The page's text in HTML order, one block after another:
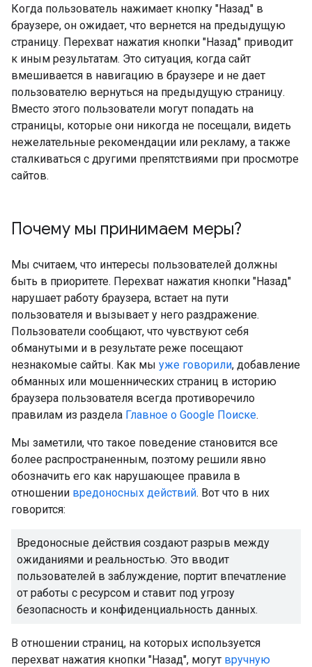
Когда пользователь нажимает кнопку "Назад" в
браузере, он ожидает, что вернется на предыдущую
страницу. Перехват нажатия кнопки "Назад" приводит
к иным результатам. Это ситуация, когда сайт
вмешивается в навигацию в браузере и не дает
пользователю вернуться на предыдущую страницу.
Вместо этого пользователи могут попадать на
страницы, которые они никогда не посещали, видеть
нежелательные рекомендации или рекламу, а также
сталкиваться с другими препятствиями при просмотре
сайтов.
Почему мы принимаем меры?
Мы считаем, что интересы пользователей должны
быть в приоритете. Перехват нажатия кнопки "Назад"
нарушает работу браузера, встает на пути
пользователя и вызывает у него раздражение.
Пользователи сообщают, что чувствуют себя
обманутыми и в результате реже посещают
незнакомые сайты. Как мы уже говорили, добавление
обманных или мошеннических страниц в историю
браузера пользователя всегда противоречило
правилам из раздела Главное о Google Поиске.
Мы заметили, что такое поведение становится все
более распространенным, поэтому решили явно
обозначить его как нарушающее правила в
отношении вредоносных действий. Вот что в них
говорится:
Вредоносные действия создают разрыв между
ожиданиями и реальностью. Это вводит
пользователей в заблуждение, портит впечатление
от работы с ресурсом и ставит под угрозу
безопасность и конфиденциальность данных.
В отношении страниц, на которых используется
перехват нажатия кнопки "Назад", могут вручную